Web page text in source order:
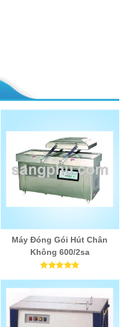
Máy Đóng Gói Hút Chân
Không 600/2sa